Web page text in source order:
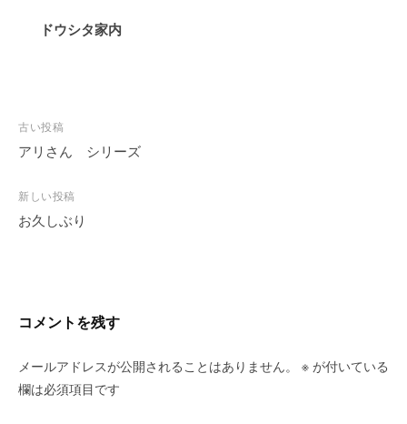
ドウシタ家内
投
稿
ビ
ゲ
ン
古い投稿
アリさん シリーズ
新しい投稿
お久しぶり
コメントを残す
メールアドレスが公開されることはありません。 ※ が付いている
欄は必須項目です